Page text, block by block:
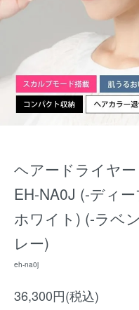
ヘアードライヤ
EH-NA0J (-ディ
ホワイト) (-ラベ
レー)
eh-na0j
36,300円(税込)